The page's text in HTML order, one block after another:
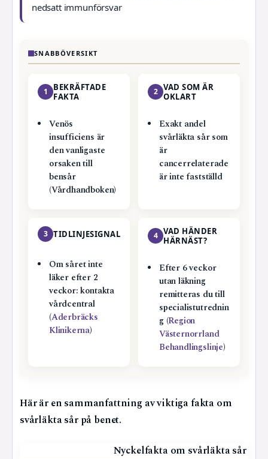
nedsatt immunförsvar
SNABBÖVERSIKT
1
BEKRÄFTADE
FAKTA
Venös
insufficiens är
den vanligaste
orsaken till
bensår
(Vårdhandboken)
2 VAD SOM ÄR
OKLART
Exakt andel
svårläkta sår som
är
cancerrelaterade
är inte fastställd
3 TIDLINJESIGNAL
Om såret inte
läker efter 2
veckor: kontakta
vårdcentral
(Aderbräcks
Klinikerna)
4 VAD HÄNDER
HÄRNÄST?
Efter 6 veckor
utan läkning
remitteras du till
specialistutrednin
g (Region
Västernorrland
Behandlingslinje)
Här är en sammanfattning av viktiga fakta om
svårläkta sår på benet.
Nyckelfakta om svårläkta sår på